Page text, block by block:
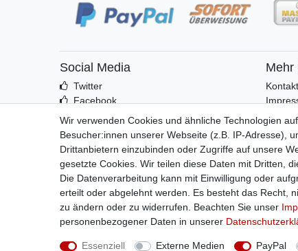
Social Media
Twitter
Facebook
Mehr
Kontakt
Wir verwenden Cookies und ähnliche Technologien
Besucher:innen unserer Webseite (z.B. IP-Adresse),
Drittanbietern einzubinden oder Zugriffe auf unsere
gesetzte Cookies. Wir teilen diese Daten mit Dritten,
Die Datenverarbeitung kann mit Einwilligung oder
erteilt oder abgelehnt werden. Es besteht das Recht,
zu ändern oder zu widerrufen. Beachten Sie unser
personenbezogener Daten in unserer
Essenziell Externe Medien PayPal